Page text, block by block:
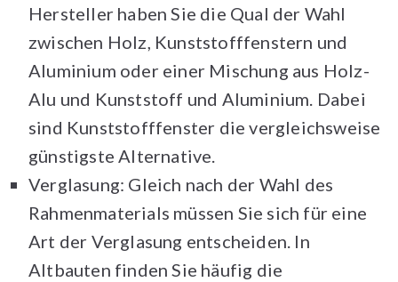
Hersteller haben Sie die Qual der Wahl
zwischen Holz, Kunststofffenstern und
Aluminium oder einer Mischung aus Holz-
Alu und Kunststoff und Aluminium. Dabei
sind Kunststofffenster die vergleichsweise
günstigste Alternative.
Verglasung: Gleich nach der Wahl des
Rahmenmaterials müssen Sie sich für eine
Art der Verglasung entscheiden. In
Altbauten finden Sie häufig die